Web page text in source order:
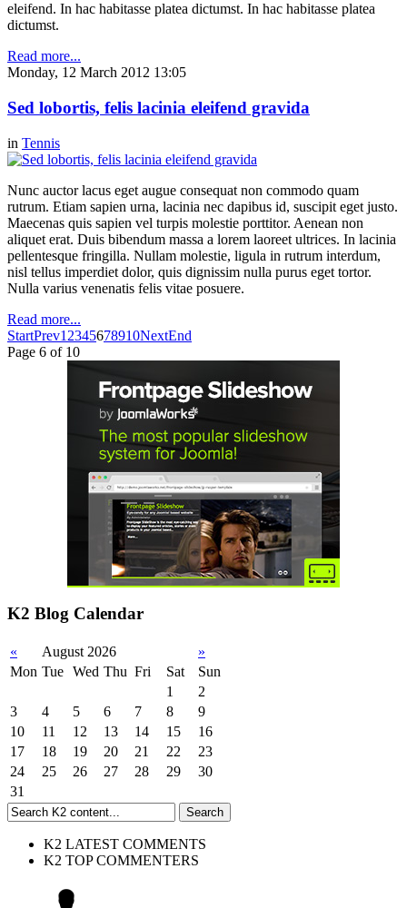
eleifend. In hac habitasse platea dictumst. In hac habitasse platea
dictumst.
Read more...
Monday, 12 March 2012 13:05
Sed lobortis, felis lacinia eleifend gravida
in Tennis
Nunc auctor lacus eget augue consequat non commodo quam
rutrum. Etiam sapien urna, lacinia nec dapibus id, suscipit eget justo.
Maecenas quis sapien vel turpis molestie porttitor. Aenean non
aliquet erat. Duis bibendum massa a lorem laoreet ultrices. In lacinia
pellentesque fringilla. Nullam molestie, ligula in rutrum interdum,
nisl tellus imperdiet dolor, quis dignissim nulla purus eget tortor.
Nulla varius venenatis felis vitae posuere.
Read more...
StartPrev1 2345678910NextEnd
Page 6 of 10
K2 Blog Calendar
« August 2026
»
Mon Tue Wed Thu Fri Sat
Sun
1
2
3
4 5 6 7 8
9
10
11 12 13 14 15
16
17
18 19 20 21 22
23
24
25 26 27 28 29
30
31
K2 LATEST COMMENTS
K2 TOP COMMENTERS